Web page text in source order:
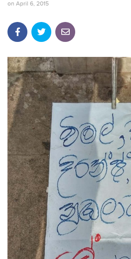
on April 6, 2015